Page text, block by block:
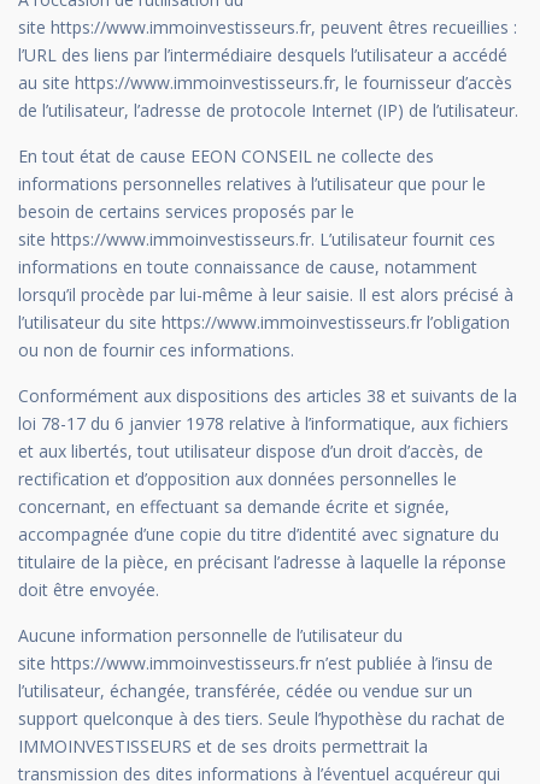
site https://www.immoinvestisseurs.fr, peuvent êtres recueillies :
l’URL des liens par l’intermédiaire desquels l’utilisateur a accédé
au site https://www.immoinvestisseurs.fr, le fournisseur d’accès
de l’utilisateur, l’adresse de protocole Internet (IP) de l’utilisateur.
En tout état de cause EEON CONSEIL ne collecte des
informations personnelles relatives à l’utilisateur que pour le
besoin de certains services proposés par le
site https://www.immoinvestisseurs.fr. L’utilisateur fournit ces
informations en toute connaissance de cause, notamment
lorsqu’il procède par lui-même à leur saisie. Il est alors précisé à
l’utilisateur du site https://www.immoinvestisseurs.fr l’obligation
ou non de fournir ces informations.
Conformément aux dispositions des articles 38 et suivants de la
loi 78-17 du 6 janvier 1978 relative à l’informatique, aux fichiers
et aux libertés, tout utilisateur dispose d’un droit d’accès, de
rectification et d’opposition aux données personnelles le
concernant, en effectuant sa demande écrite et signée,
accompagnée d’une copie du titre d’identité avec signature du
titulaire de la pièce, en précisant l’adresse à laquelle la réponse
doit être envoyée.
Aucune information personnelle de l’utilisateur du
site https://www.immoinvestisseurs.fr n’est publiée à l’insu de
l’utilisateur, échangée, transférée, cédée ou vendue sur un
support quelconque à des tiers. Seule l’hypothèse du rachat de
IMMOINVESTISSEURS et de ses droits permettrait la
transmission des dites informations à l’éventuel acquéreur qui